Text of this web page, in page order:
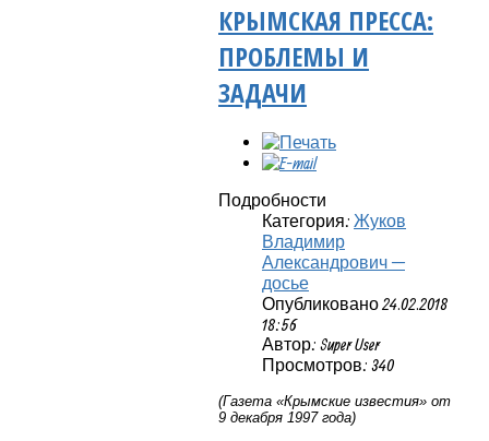
КРЫМСКАЯ ПРЕССА:
ПРОБЛЕМЫ И
ЗАДАЧИ
Подробности
Категория: Жуков
Владимир
Александрович —
досье
Опубликовано 24.02.2018
18:56
Автор: Super User
Просмотров: 340
(Газета «Крымские известия» от
9 декабря 1997 года)